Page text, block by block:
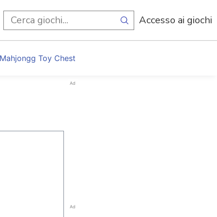
Accesso ai giochi
Mahjongg Toy Chest
Ad
Ad